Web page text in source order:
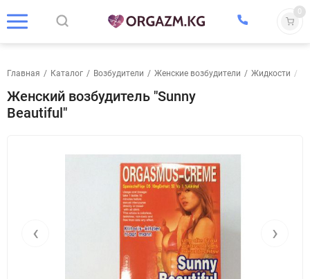
0
Главная / Каталог / Возбудители / Женские возбудители / Жидкости /
Женский возбудитель "Sunny
Beautiful"
‹ ›